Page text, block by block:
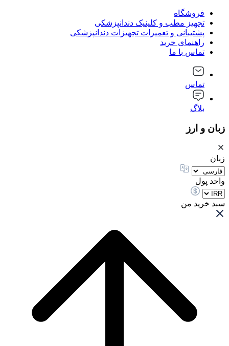
فروشگاه
تجهیز مطب و کلینیک دندانپزشکی
پشتیبانی و تعمیرات تجهیزات دندانپزشکی
راهنمای خرید
تماس با ما
تماس
بلاگ
زبان و ارز
زبان
واحد پول
سبد خرید من